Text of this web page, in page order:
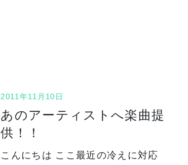
2011年11月10日
あのアーティストへ楽曲提
供！！
こんにちは ここ最近の冷えに対応